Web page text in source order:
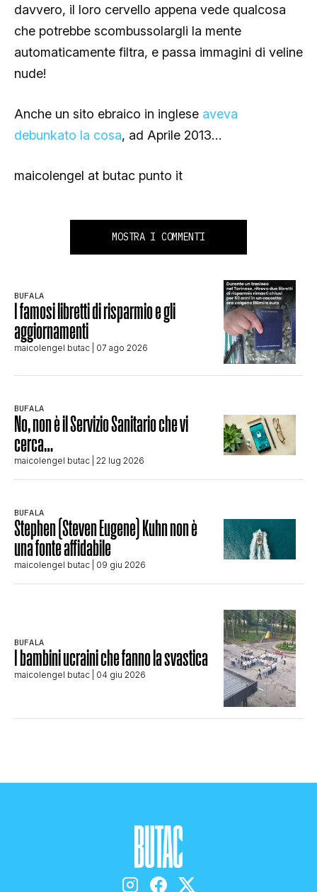
davvero, il loro cervello appena vede qualcosa
che potrebbe scombussolargli la mente
automaticamente filtra, e passa immagini di veline
nude!
Anche un sito ebraico in inglese aveva
debunkato la cosa, ad Aprile 2013…
maicolengel at butac punto it
MOSTRA I COMMENTI
BUFALA
I famosi libretti di risparmio e gli
aggiornamenti
maicolengel butac | 07 ago 2026
BUFALA
No, non è il Servizio Sanitario che vi
cerca…
maicolengel butac | 22 lug 2026
BUFALA
Stephen (Steven Eugene) Kuhn non è
una fonte affidabile
maicolengel butac | 09 giu 2026
BUFALA
I bambini ucraini che fanno la svastica
maicolengel butac | 04 giu 2026